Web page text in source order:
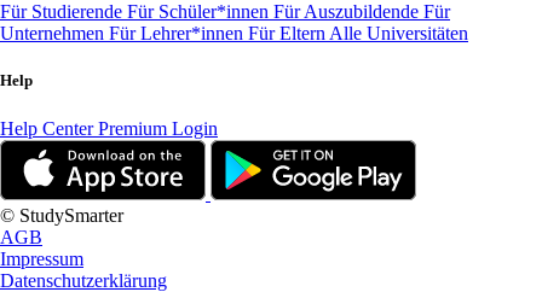
Für Studierende Für Schüler*innen Für Auszubildende Für
Unternehmen Für Lehrer*innen Für Eltern Alle Universitäten
Help
Help CenterPremium Login
© StudySmarter
AGB
Impressum
Datenschutzerklärung